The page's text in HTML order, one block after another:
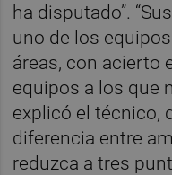
ha disputado”.
uno de los
áreas, con acierto
equipos a los que
explicó el técnico,
diferencia entre
reduzca a tres